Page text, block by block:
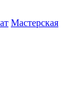
Мастерская